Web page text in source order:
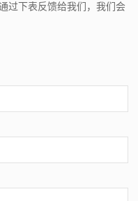
过下表反馈给我们，我们会